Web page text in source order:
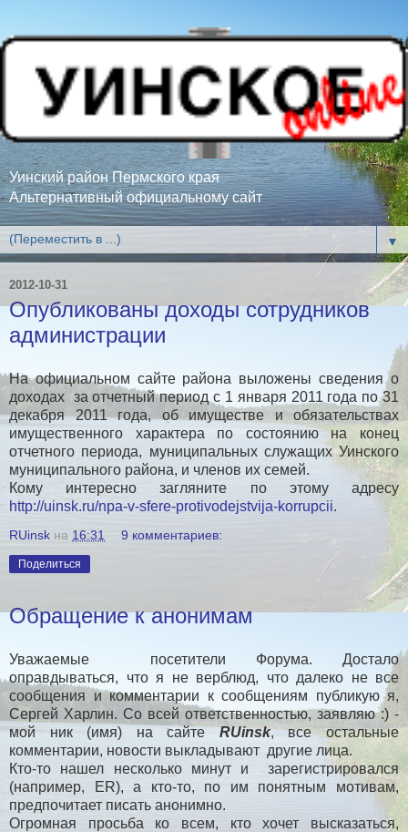
Уинский район Пермского края
Альтернативный официальному сайт
▼
2012-10-31
Опубликованы доходы сотрудников
администрации
На официальном сайте района выложены сведения о
доходах за отчетный период с 1 января 2011 года по 31
декабря 2011 года, об имуществе и обязательствах
имущественного характера по состоянию на конец
отчетного периода, муниципальных служащих Уинского
муниципального района, и членов их семей.
Кому интересно загляните по этому адресу
http://uinsk.ru/npa-v-sfere-protivodejstvija-korrupcii.
RUinsk на 16:31 9 комментариев:
Поделиться
Обращение к анонимам
Уважаемые посетители Форума. Достало
оправдываться, что я не верблюд, что далеко не все
сообщения и комментарии к сообщениям публикую я,
Сергей Харлин. Со всей ответственностью, заявляю :) -
мой ник (имя) на сайтеRUinsk, все остальные
комментарии, новости выкладывают другие лица.
Кто-то нашел несколько минут и зарегистрировался
(например, ER), а кто-то, по им понятным мотивам,
предпочитает писать анонимно.
Огромная просьба ко всем, кто хочет высказаться,